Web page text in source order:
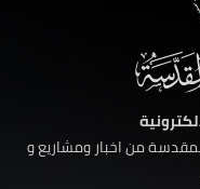
من اخبار ومشاريع و